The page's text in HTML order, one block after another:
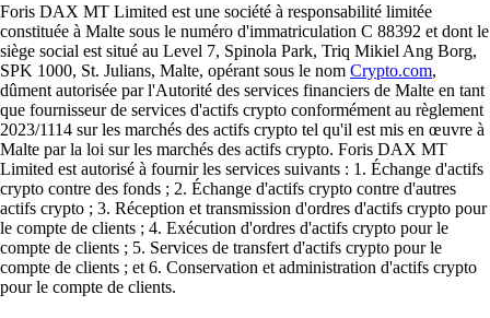
Foris DAX MT Limited est une société à responsabilité limitée
constituée à Malte sous le numéro d'immatriculation C 88392 et dont le
siège social est situé au Level 7, Spinola Park, Triq Mikiel Ang Borg,
SPK 1000, St. Julians, Malte, opérant sous le nom Crypto.com,
dûment autorisée par l'Autorité des services financiers de Malte en tant
que fournisseur de services d'actifs crypto conformément au règlement
2023/1114 sur les marchés des actifs crypto tel qu'il est mis en œuvre à
Malte par la loi sur les marchés des actifs crypto. Foris DAX MT
Limited est autorisé à fournir les services suivants : 1. Échange d'actifs
crypto contre des fonds ; 2. Échange d'actifs crypto contre d'autres
actifs crypto ; 3. Réception et transmission d'ordres d'actifs crypto pour
le compte de clients ; 4. Exécution d'ordres d'actifs crypto pour le
compte de clients ; 5. Services de transfert d'actifs crypto pour le
compte de clients ; et 6. Conservation et administration d'actifs crypto
pour le compte de clients.